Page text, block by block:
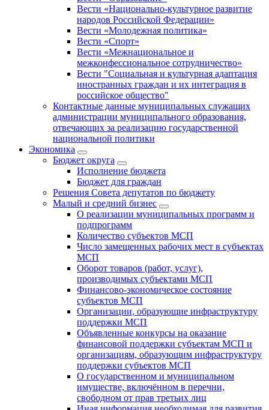
Вести «Национально-культурное развитие
народов Российской Федерации»
Вести «Молодежная политика»
Вести «Спорт»
Вести «Межнациональное и
межконфессиональное сотрудничество»
Вести "Социальная и культурная адаптация
иностранных граждан и их интеграция в
российское общество"
Контактные данные муниципальных служащих
администрации муниципального образования,
отвечающих за реализацию государственной
национальной политики
Экономика
Бюджет округa
Исполнение бюджета
Бюджет для граждан
Решения Совета депутатов по бюджету
Малый и средний бизнес
О реализации муниципальных программ и
подпрограмм
Количество субъектов МСП
Число замещенных рабочих мест в субъектах
МСП
Оборот товаров (работ, услуг),
производимых субъектами МСП
Финансово-экономическое состояние
субъектов МСП
Организации, образующие инфраструктуру
поддержки МСП
Объявленные конкурсы на оказание
финансовой поддержки субъектам МСП и
организациям, образующим инфраструктуру
поддержки субъектов МСП
О государственном и муниципальном
имуществе, включённом в перечни,
свободном от прав третьих лиц